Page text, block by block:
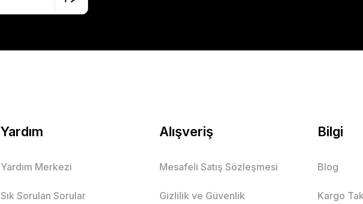
Yardım
Yardım Merkezi
Sık Sorulan Sorular
Alışveriş
Mesafeli Satış Sözleşmesi
Gizlilik ve Güvenlik
Bilgi
Blog
Kargo